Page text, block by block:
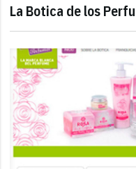
La Botica de los